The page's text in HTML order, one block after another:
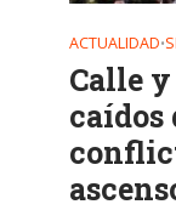
ACTUALIDAD•
Calle
caídos